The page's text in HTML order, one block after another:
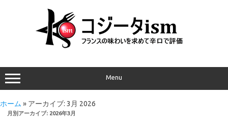
Menu
ホーム » アーカイブ: 3月 2026
月別アーカイブ: 2026年3月